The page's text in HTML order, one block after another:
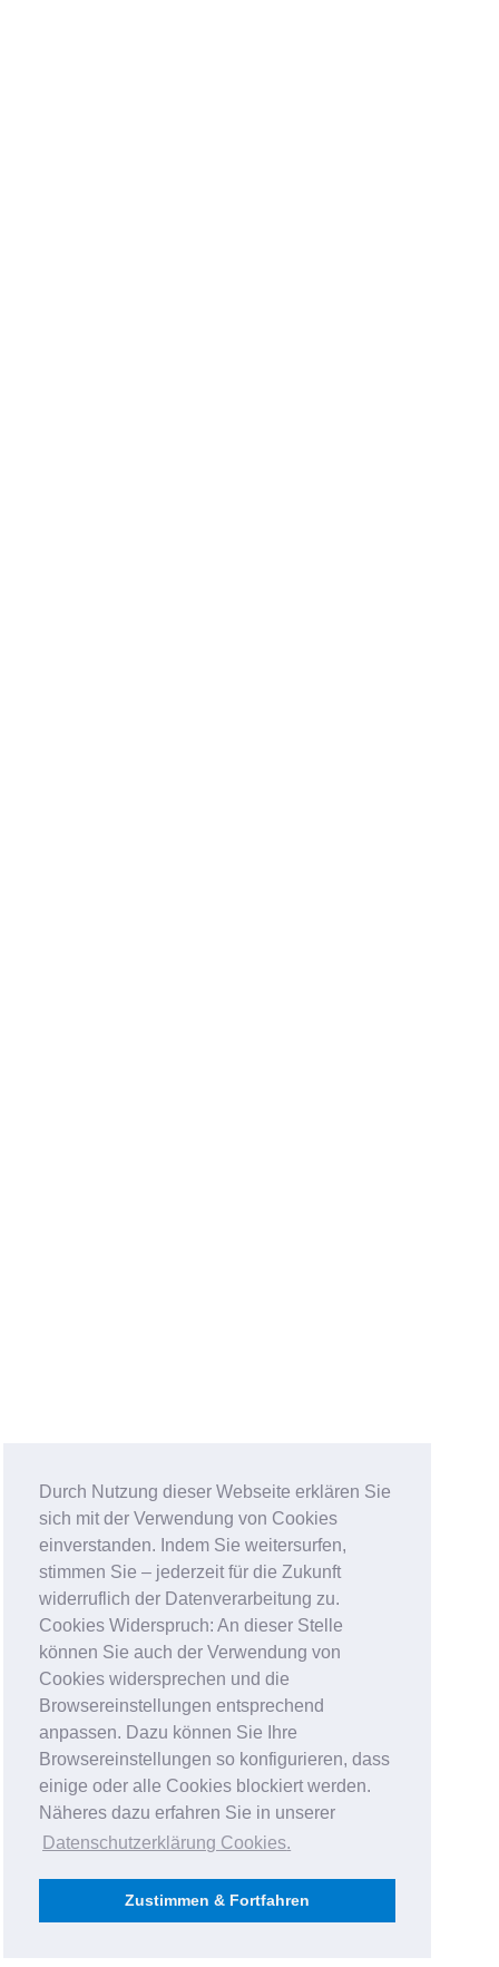
Durch Nutzung dieser Webseite erklären Sie
sich mit der Verwendung von Cookies
einverstanden. Indem Sie weitersurfen,
stimmen Sie – jederzeit für die Zukunft
widerruflich der Datenverarbeitung zu.
Cookies Widerspruch: An dieser Stelle
können Sie auch der Verwendung von
Cookies widersprechen und die
Browsereinstellungen entsprechend
anpassen. Dazu können Sie Ihre
Browsereinstellungen so konfigurieren, dass
einige oder alle Cookies blockiert werden.
Näheres dazu erfahren Sie in unserer
Datenschutzerklärung Cookies.
Zustimmen & Fortfahren